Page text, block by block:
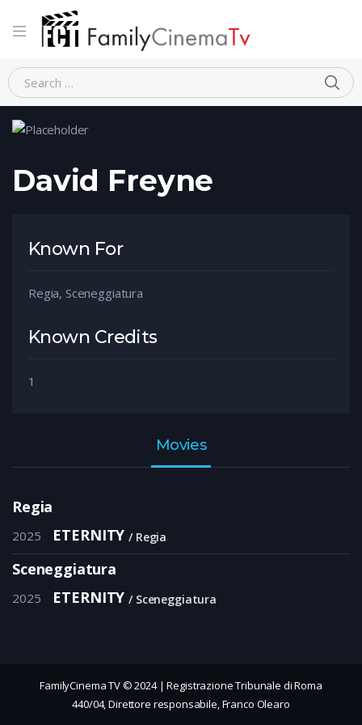
Home Person David Freyne
David Freyne
Known For
Regia, Sceneggiatura
Known Credits
1
Movies
Regia
2025 ETERNITY Regia
Sceneggiatura
2025 ETERNITY Sceneggiatura
FamilyCinema TV © 2024 | Registrazione Tribunale di Roma
440/04, Direttore responsabile, Franco Olearo